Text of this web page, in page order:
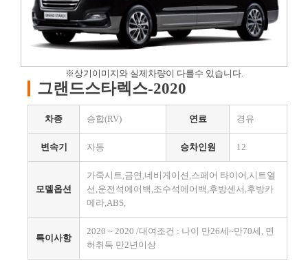
※상기이미지와 실제차량이 다를수 있습니다.
그랜드스타렉스-2020
차종 승합(RV) 연료 경유
변속기 자동 승차인원 12
모델옵션
가죽시트,금연,네비게이션,스페어 타이어,시트열
선,운전석에어백,조수석에어백,후방센서,후방카
메라,ABS,
특이사항
2020 ~ 2020 /대여조건 : 나이 만26세~만70세, 면
허취득 만2년이상